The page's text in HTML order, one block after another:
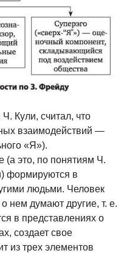
Кули, считал, что
взаимодействий —
«Я»).
(а это, по понятиям Ч.
формируются в
людьми. Человек
нем думают другие, т. е.
в представлениях о
создает свое
из трех элементов